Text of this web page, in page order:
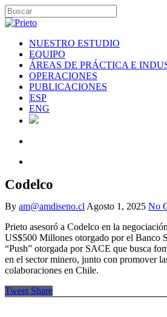
NUESTRO ESTUDIO
EQUIPO
ÁREAS DE PRÁCTICA E
OPERACIONES
PUBLICACIONES
ESP
ENG
Codelco
By am@amdiseno.clAgosto 1, 2025 No
Prieto asesoró a Codelco en la
US$500 Millones otorgado por el Banco
“Push” otorgada por SACE que busca
en el sector minero, junto con promover
colaboraciones en Chile.
Tweet Share